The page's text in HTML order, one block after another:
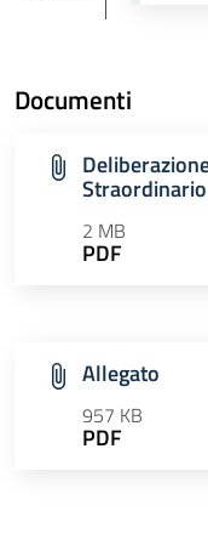
Documenti
2 MB
PDF
Allegato
957 KB
PDF